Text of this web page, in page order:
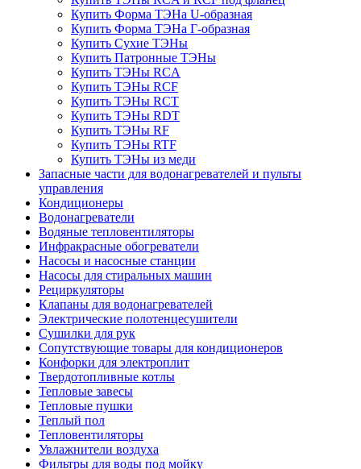
Купить Форма ТЭНа U-образная
Купить Форма ТЭНа Г-образная
Купить Сухие ТЭНы
Купить Патронные ТЭНы
Купить ТЭНы RCA
Купить ТЭНы RCF
Купить ТЭНы RCT
Купить ТЭНы RDT
Купить ТЭНы RF
Купить ТЭНы RTF
Купить ТЭНы из меди
Запасные части для водонагревателей и пульты
управления
Кондиционеры
Водонагреватели
Водяные тепловентиляторы
Инфракрасные обогреватели
Насосы и насосные станции
Насосы для стиральных машин
Рециркуляторы
Клапаны для водонагревателей
Электрические полотенцесушители
Сушилки для рук
Сопутствующие товары для кондиционеров
Конфорки для электроплит
Твердотопливные котлы
Тепловые завесы
Тепловые пушки
Теплый пол
Тепловентиляторы
Увлажнители воздуха
Фильтры для воды под мойку